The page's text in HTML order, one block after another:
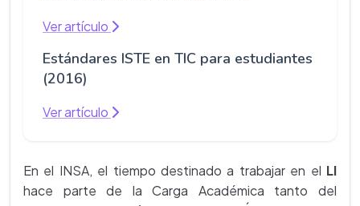
Ver artículo
Estándares ISTE en TIC para estudiantes
(2016)
Ver artículo
En el INSA, el tiempo destinado a trabajar en el LI
hace parte de la Carga Académica tanto del